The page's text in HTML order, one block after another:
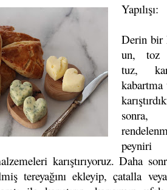
Yapılışı:
Derin bir
un, toz
tuz,
kabartma
sonra,
karıştırıyoruz. Daha
tereyağını ekleyip, çatalla